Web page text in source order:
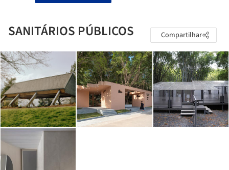
SANITÁRIOS PÚBLICOS Compartilhar